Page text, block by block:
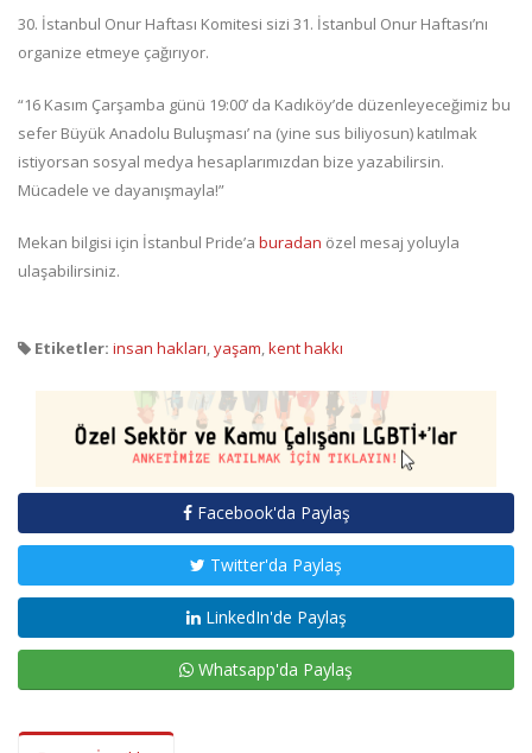
30. İstanbul Onur Haftası Komitesi sizi 31. İstanbul Onur Haftası’nı
organize etmeye çağırıyor.
“16 Kasım Çarşamba günü 19:00’ da Kadıköy’de düzenleyeceğimiz bu
sefer Büyük Anadolu Buluşması’ na (yine sus biliyosun) katılmak
istiyorsan sosyal medya hesaplarımızdan bize yazabilirsin.
Mücadele ve dayanışmayla!”
Mekan bilgisi için İstanbul Pride’a buradan özel mesaj yoluyla
ulaşabilirsiniz.
Etiketler: insan hakları,yaşam,kent hakkı
Facebook'da Paylaş
Twitter'da Paylaş
LinkedIn'de Paylaş
Whatsapp'da Paylaş